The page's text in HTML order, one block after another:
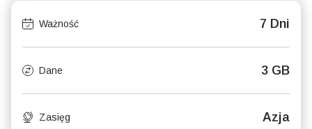
Ważność 7 Dni
Dane 3 GB
Zasięg Azja